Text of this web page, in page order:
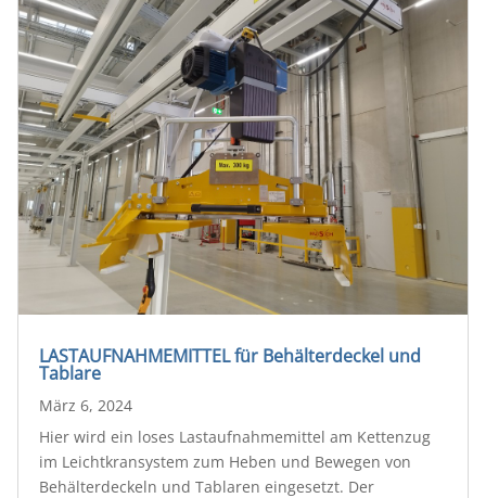
LASTAUFNAHMEMITTEL für Behälterdeckel und
Tablare
März 6, 2024
Hier wird ein loses Lastaufnahmemittel am Kettenzug
im Leichtkransystem zum Heben und Bewegen von
Behälterdeckeln und Tablaren eingesetzt. Der